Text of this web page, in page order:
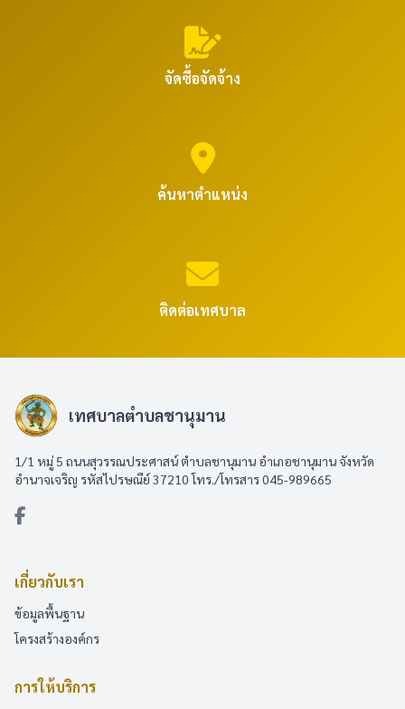
จัดซื้อจัดจ้าง
ค้นหาตำแหน่ง
ติดต่อเทศบาล
เทศบาลตำบลชานุมาน
1/1 หมู่ 5 ถนนสุวรรณประศาสน์ ตำบลชานุมาน อำเภอชานุมาน จังหวัด
อำนาจเจริญ รหัสไปรษณีย์ 37210 โทร./โทรสาร 045-989665
เกี่ยวกับเรา
ข้อมูลพื้นฐาน
โครงสร้างองค์กร
การให้บริการ